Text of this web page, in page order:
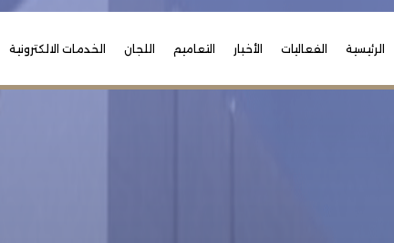
الرئيسية الفعاليات الأخبار التعاميم اللجان الخدمات الالكترونية